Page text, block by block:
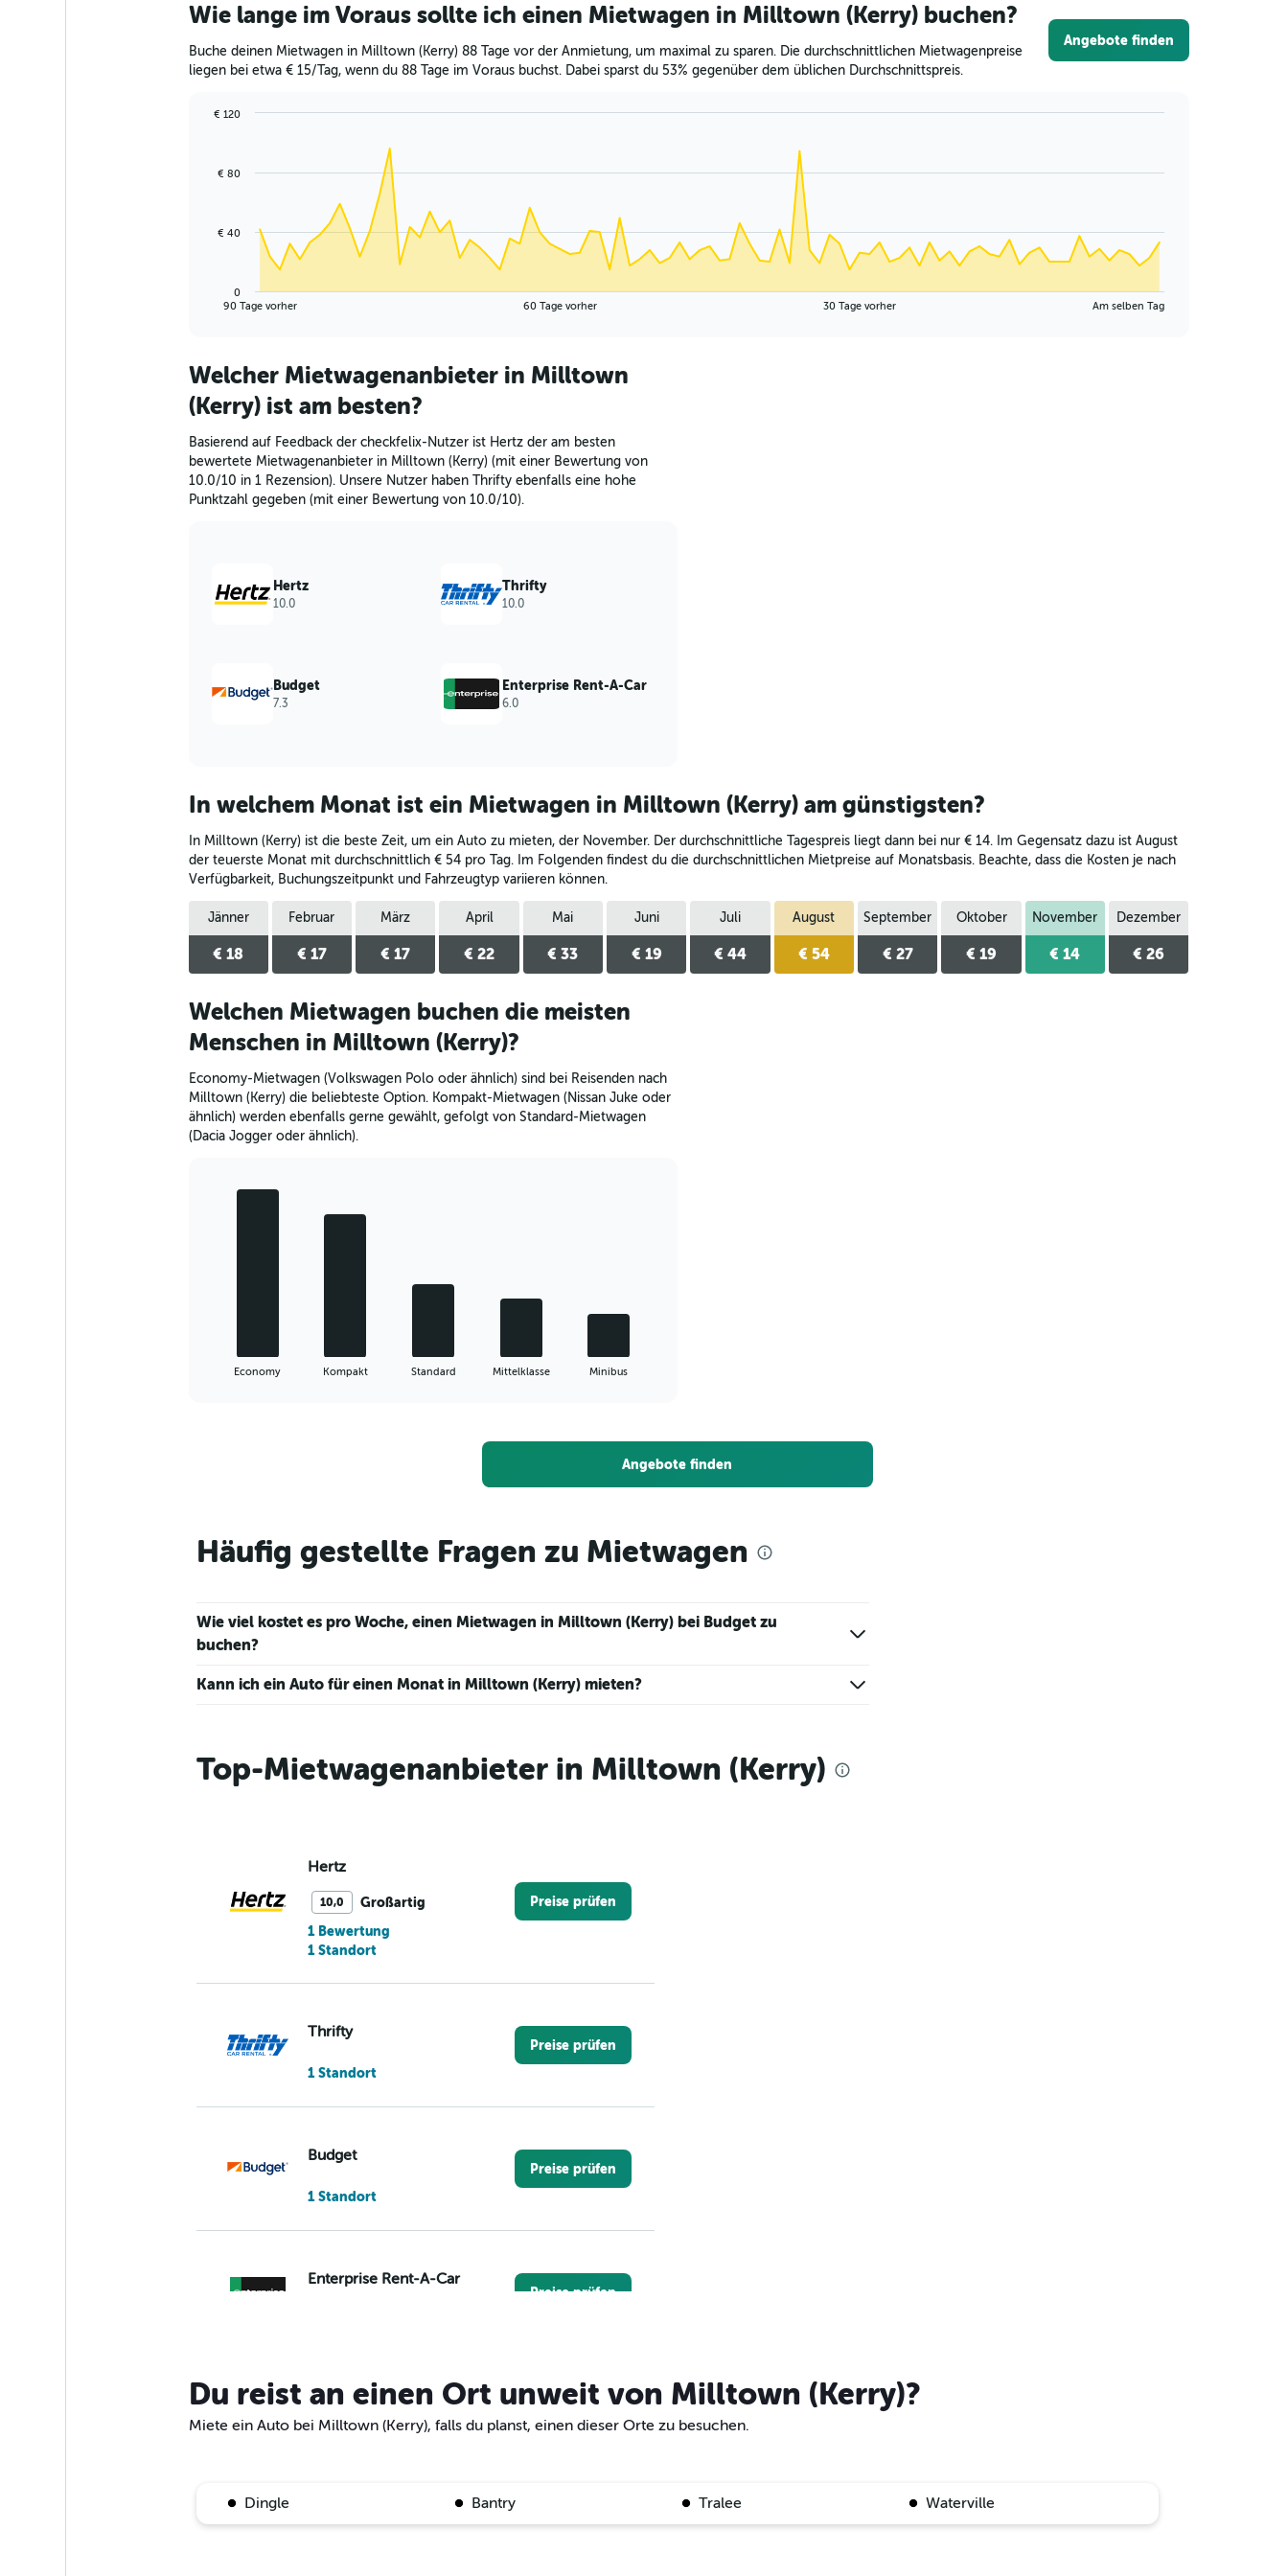
Wie lange im Voraus sollte ich einen Mietwagen in Milltown (Kerry) buchen?
Buche deinen Mietwagen in Milltown (Kerry) 88 Tage vor der Anmietung, um maximal zu sparen. Die durchschnittlichen Mietwagenpreise
liegen bei etwa € 15/Tag, wenn du 88 Tage im Voraus buchst. Dabei sparst du 53% gegenüber dem üblichen Durchschnittspreis.
Angebote finden
data
The
Range:
91
categories.
chart
has
1
Y
90 Tage vorher 60 Tage vorher 30 Tage vorher Am selben Tag
0
€ 40
€ 80
€ 120
Welcher Mietwagenanbieter in Milltown
(Kerry) ist am besten?
Basierend auf Feedback der checkfelix-Nutzer ist Hertz der am besten
bewertete Mietwagenanbieter in Milltown (Kerry) (mit einer Bewertung von
10.0/10 in 1 Rezension). Unsere Nutzer haben Thrifty ebenfalls eine hohe
Punktzahl gegeben (mit einer Bewertung von 10.0/10).
Hertz
10.0
Thrifty
10.0
Budget
7.3
Enterprise Rent-A-Car
6.0
In welchem Monat ist ein Mietwagen in Milltown (Kerry) am günstigsten?
In Milltown (Kerry) ist die beste Zeit, um ein Auto zu mieten, der November. Der durchschnittliche Tagespreis liegt dann bei nur € 14. Im Gegensatz dazu ist August
der teuerste Monat mit durchschnittlich € 54 pro Tag. Im Folgenden findest du die durchschnittlichen Mietpreise auf Monatsbasis. Beachte, dass die Kosten je nach
Verfügbarkeit, Buchungszeitpunkt und Fahrzeugtyp variieren können.
Jänner
€ 18
Februar
€ 17
März
€ 17
April
€ 22
Mai
€ 33
Juni
€ 19
Juli
€ 44
August
€ 54
September
€ 27
Oktober
€ 19
November
€ 14
Dezember
€ 26
Welchen Mietwagen buchen die meisten
Menschen in Milltown (Kerry)?
Economy-Mietwagen (Volkswagen Polo oder ähnlich) sind bei Reisenden nach
Milltown (Kerry) die beliebteste Option. Kompakt-Mietwagen (Nissan Juke oder
ähnlich) werden ebenfalls gerne gewählt, gefolgt von Standard-Mietwagen
(Dacia Jogger oder ähnlich).
1
values.
Range:
to
Economy Kompakt Standard Mittelklasse Minibus
Angebote finden
Häufig gestellte Fragen zu Mietwagen
Wie viel kostet es pro Woche, einen Mietwagen in Milltown (Kerry) bei Budget zu
buchen?
Kann ich ein Auto für einen Monat in Milltown (Kerry) mieten?
Top-Mietwagenanbieter in Milltown (Kerry)
Hertz
10,0
Großartig
1 Bewertung
1 Standort
Preise prüfen
Thrifty
1 Standort
Preise prüfen
Budget
1 Standort
Preise prüfen
Enterprise Rent-A-Car
Preise prüfen
Easirent
Avis
Du reist an einen Ort unweit von Milltown (Kerry)?
Miete ein Auto bei Milltown (Kerry), falls du planst, einen dieser Orte zu besuchen.
Dingle Bantry Tralee Waterville